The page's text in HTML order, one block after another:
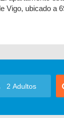
Vigo, ubicado a